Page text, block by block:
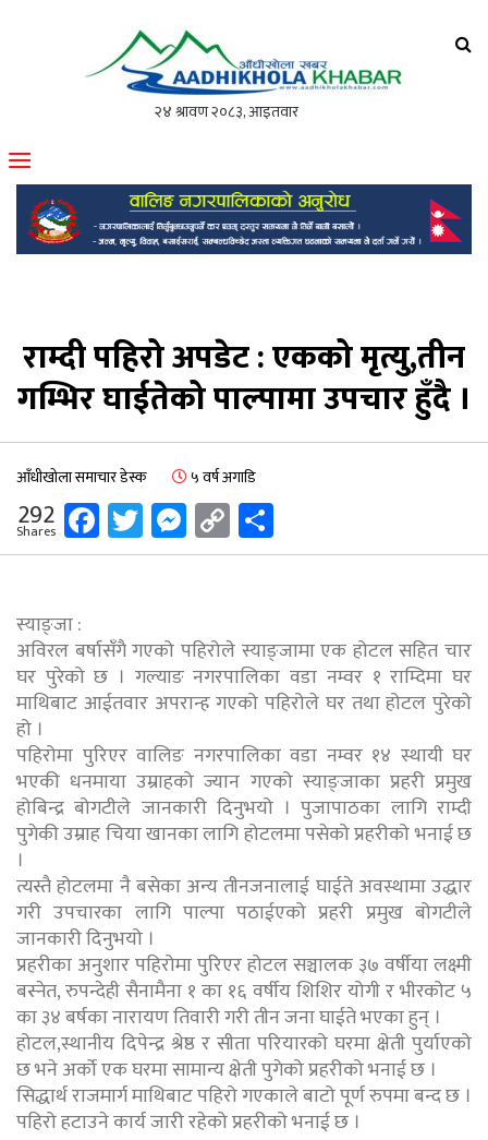
मोफसलकै लोकप्रिय अनलाइन पत्रिका
राम्दी पहिरो अपडेट : एकको मृत्यु,तीन
गम्भिर घाईतेको पाल्पामा उपचार हुँदै ।
आँधीखोला समाचार डेस्क ५ वर्ष अगाडि
292
Shares Facebook
Twitter
Messenger
Copy
Link
स्याङ्जा :
अविरल बर्षासँगै गएको पहिरोले स्याङ्जामा एक होटल सहित चार
घर पुरेको छ । गल्याङ नगरपालिका वडा नम्वर १ राम्दिमा घर
माथिबाट आईतवार अपरान्ह गएको पहिरोले घर तथा होटल पुरेको
हो ।
पहिरोमा पुरिएर वालिङ नगरपालिका वडा नम्वर १४ स्थायी घर
भएकी धनमाया उम्राहको ज्यान गएको स्याङ्जाका प्रहरी प्रमुख
होबिन्द्र बोगटीले जानकारी दिनुभयो । पुजापाठका लागि राम्दी
पुगेकी उम्राह चिया खानका लागि होटलमा पसेको प्रहरीको भनाई छ
।
त्यस्तै होटलमा नै बसेका अन्य तीनजनालाई घाईते अवस्थामा उद्धार
गरी उपचारका लागि पाल्पा पठाईएको प्रहरी प्रमुख बोगटीले
जानकारी दिनुभयो ।
प्रहरीका अनुशार पहिरोमा पुरिएर होटल सञ्चालक ३७ वर्षीया लक्ष्मी
बस्नेत, रुपन्देही सैनामैना १ का १६ वर्षीय शिशिर योगी र भीरकोट ५
का ३४ बर्षका नारायण तिवारी गरी तीन जना घाईते भएका हुन् ।
होटल,स्थानीय दिपेन्द्र श्रेष्ठ र सीता परियारको घरमा क्षेती पुर्याएको
छ भने अर्काे एक घरमा सामान्य क्षेती पुगेको प्रहरीको भनाई छ ।
सिद्धार्थ राजमार्ग माथिबाट पहिरो गएकाले बाटो पूर्ण रुपमा बन्द छ ।
पहिरो हटाउने कार्य जारी रहेको प्रहरीको भनाई छ ।